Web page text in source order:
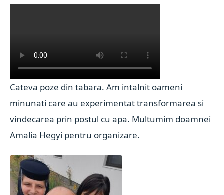
Cateva poze din tabara. Am intalnit oameni
minunati care au experimentat transformarea si
vindecarea prin postul cu apa. Multumim doamnei
Amalia Hegyi pentru organizare.